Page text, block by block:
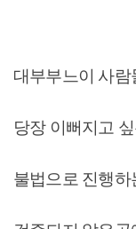
대부부느이 사
당장 이뻐지고
불법으로 진행